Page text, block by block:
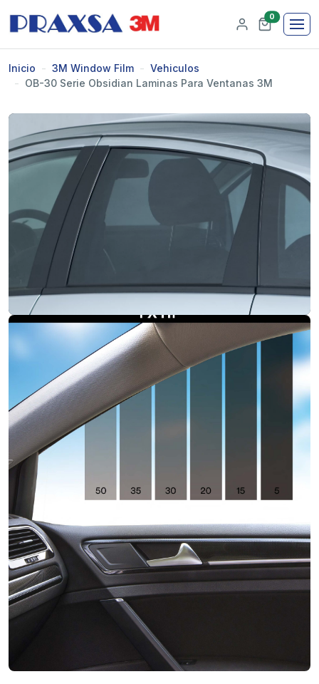
0
Inicio 3M Window Film
Vehiculos
OB-30 Serie Obsidian Laminas Para Ventanas 3M